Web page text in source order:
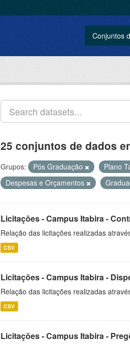
Conjuntos
25 conjuntos de dados
Grupos: Pós Graduação
Plano
Despesas e Orçamentos
Licitações - Campus Itabira -
Relação das licitações realizadas
CSV
Licitações - Campus Itabira -
Relação das licitações realizadas
CSV
Licitações - Campus Itabira -